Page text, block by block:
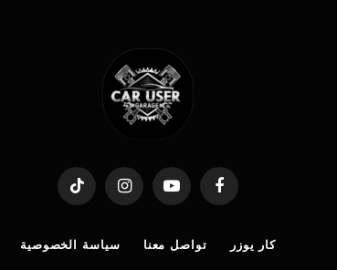
Facebook
YouTube
Instagram
TikTok
كار يوزر تواصل معنا سياسة الخصوصية